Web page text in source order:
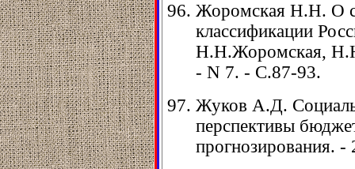
Жоромская Н.Н. О
классификации
Н.Н.Жоромская,
- N 7. - С.87-93.
Жуков А.Д.
перспективы
прогнозирования.